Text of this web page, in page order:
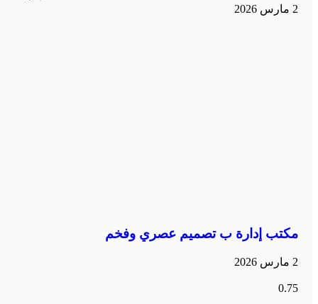
2 مارس 2026
مكتب إدارة ب تصميم عصري وفخم
2 مارس 2026